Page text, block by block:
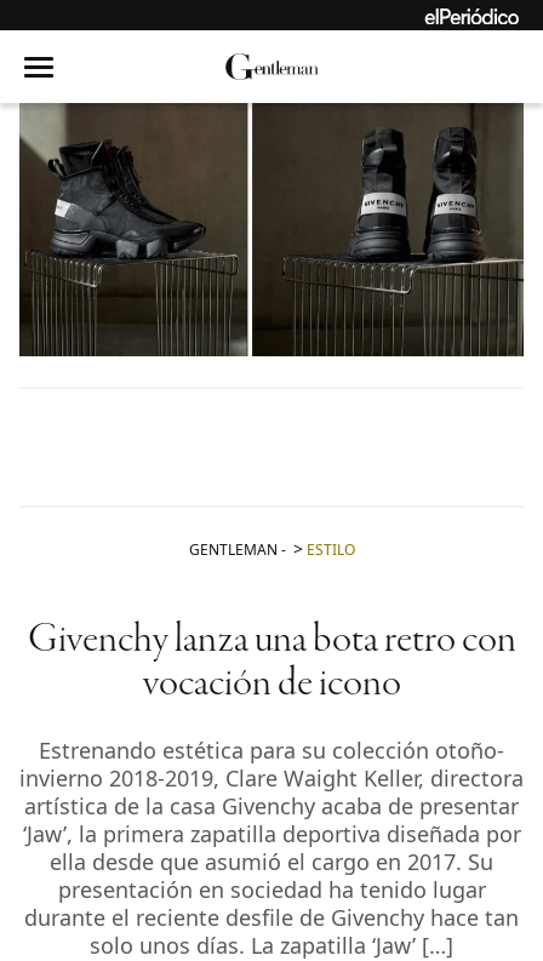
GENTLEMAN - ESTILO
Givenchy lanza una bota retro con
vocación de icono
Estrenando estética para su colección otoño-
invierno 2018-2019, Clare Waight Keller, directora
artística de la casa Givenchy acaba de presentar
‘Jaw’, la primera zapatilla deportiva diseñada por
ella desde que asumió el cargo en 2017. Su
presentación en sociedad ha tenido lugar
durante el reciente desfile de Givenchy hace tan
solo unos días. La zapatilla ‘Jaw’ […]